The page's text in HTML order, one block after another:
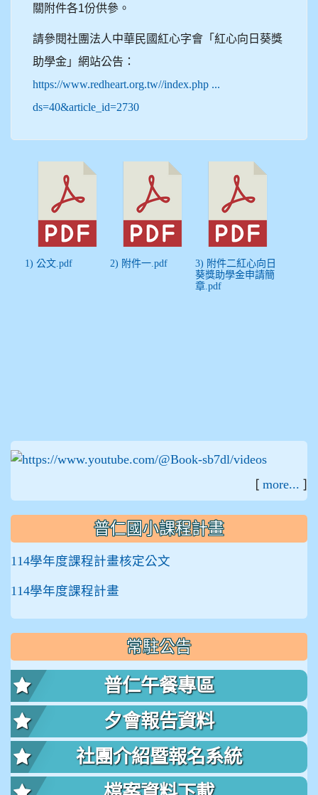
關附件各1份供參。
請參閱社團法人中華民國紅心字會「紅心向日葵獎
助學金」網站公告：
https://www.redheart.org.tw//index.php ...
ds=40&article_id=2730
1) 公文.pdf 2) 附件一.pdf
3) 附件二紅心向日
葵獎助學金申請簡
章.pdf
[ more... ]
普仁國小課程計畫
114學年度課程計畫核定公文
114學年度課程計畫
常駐公告
普仁午餐專區
夕會報告資料
社團介紹暨報名系統